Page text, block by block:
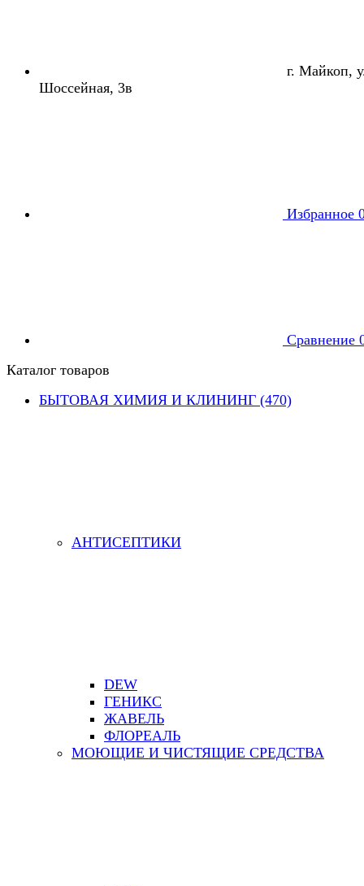
г. Майкоп,
Шоссейная, 3в
Избранное
Сравнение
Каталог товаров
БЫТОВАЯ ХИМИЯ И КЛИНИНГ (470)
АНТИСЕПТИКИ
DEW
ГЕНИКС
ЖАВЕЛЬ
ФЛОРЕАЛЬ
МОЮЩИЕ И ЧИСТЯЩИЕ СРЕДСТВА